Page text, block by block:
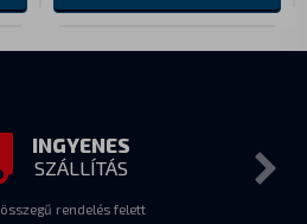
INGYENES
SZÁLLÍTÁS
összegű rendelés felett